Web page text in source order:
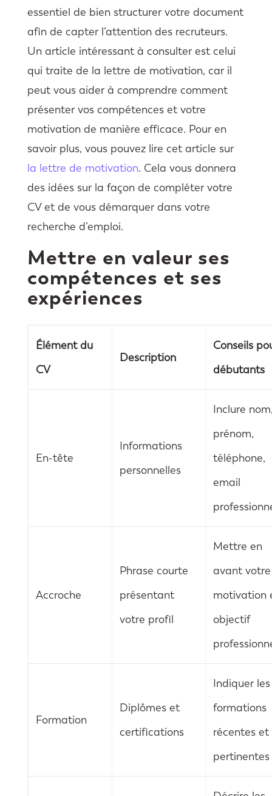
essentiel de bien structurer votre document
afin de capter l’attention des recruteurs.
Un article intéressant à consulter est celui
qui traite de la lettre de motivation, car il
peut vous aider à comprendre comment
présenter vos compétences et votre
motivation de manière efficace. Pour en
savoir plus, vous pouvez lire cet article sur
la lettre de motivation. Cela vous donnera
des idées sur la façon de compléter votre
CV et de vous démarquer dans votre
recherche d’emploi.
Mettre en valeur ses
compétences et ses
expériences
Élément du
CV
Description
Conseils
débutants
En-tête
Informations
personnelles
Inclure
prénom,
téléphone,
email
Accroche
Phrase courte
présentant
votre profil
Mettre en
avant votre
motivation
objectif
Formation
Diplômes et
certifications
Indiquer les
formations
récentes et
pertinentes